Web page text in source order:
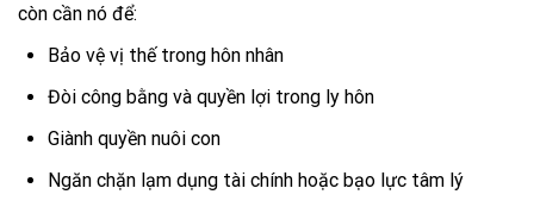
còn cần nó để:
Bảo vệ vị thế trong hôn nhân
Đòi công bằng và quyền lợi trong ly hôn
Giành quyền nuôi con
Ngăn chặn lạm dụng tài chính hoặc bạo lực tâm lý